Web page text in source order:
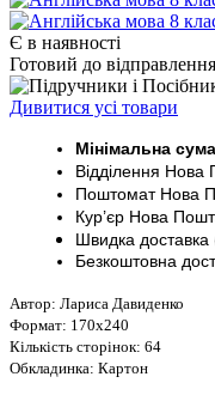
Є в наявності
Готовий до відправлення
Дивитися усі товари
Мінімальна
Відділення
ПоштоматНова
Кур’єр Нова
Швидка доставка
Безкоштовна
Автор: Лариса Давиденко
Формат: 170х240
Кількість сторінок: 64
Обкладинка: Картон